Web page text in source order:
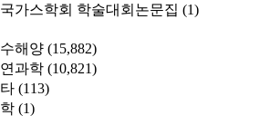
가스학회 학술대회논문집 (1)
해양 (15,882)
과학 (10,821)
(113)
(1)